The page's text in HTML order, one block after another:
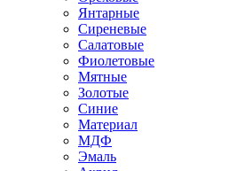
Янтарные
Сиреневые
Салатовые
Фиолетовые
Мятные
Золотые
Синие
Материал
МДФ
Эмаль